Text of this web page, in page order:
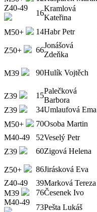
Z40-49
16
Kramlová
Kateřina
M50+ 14Habr Petr
Z50+ 66
Jonášová
Zdeňka
M39 90Hulík Vojtěch
Z39 15
Palečková
Barbora
Z39
34Umlaufová Ema
M50+
70Osoba Martin
M40-49
52Veselý Petr
Z39
60Zigová Helena
Z50+ 86Jirásková Eva
Z40-49
39Marková Tereza
M39
76Česenek Ivo
M40-49
73Pešta Lukáš